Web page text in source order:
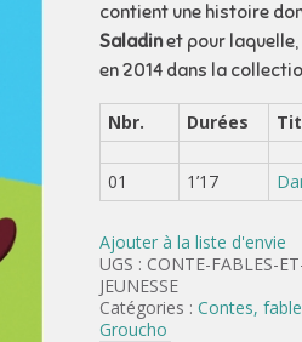
contient une histoire
Saladinet pour laquelle,
en 2014 dans la
Nbr. Durées
01 1’17
Ajouter à la liste d'envie
UGS : CONTE-FABLES-
JEUNESSE
Catégories : Contes,
Groucho